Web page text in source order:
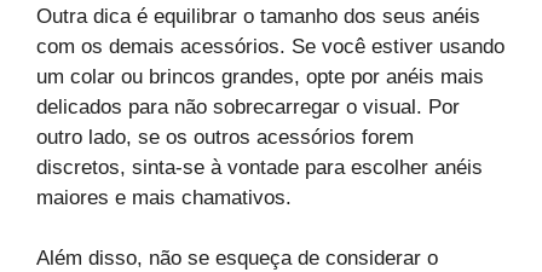
Outra dica é equilibrar o tamanho dos seus anéis
com os demais acessórios. Se você estiver usando
um colar ou brincos grandes, opte por anéis mais
delicados para não sobrecarregar o visual. Por
outro lado, se os outros acessórios forem
discretos, sinta-se à vontade para escolher anéis
maiores e mais chamativos.
Além disso, não se esqueça de considerar o